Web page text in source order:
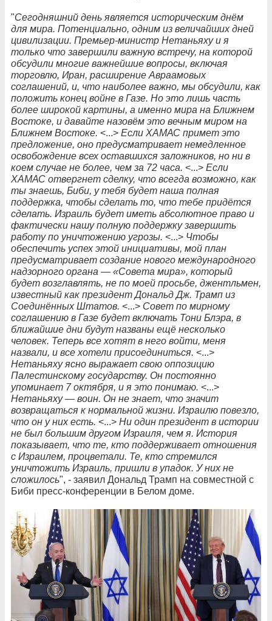
"Сегодняшний день является историческим днём
для мира. Потенциально, одним из величайших дней
цивилизации. Премьер-министр Нетаньяху и я
только что завершили важную встречу, на которой
обсудили многие важнейшие вопросы, включая
торговлю, Иран, расширение Авраамовых
соглашений, и, что наиболее важно, мы обсудили, как
положить конец войне в Газе. Но это лишь часть
более широкой картины, а именно мира на Ближнем
Востоке, и давайте назовём это вечным миром на
Ближнем Востоке. <...> Если ХАМАС примет это
предложение, оно предусматривает немедленное
освобождение всех оставшихся заложников, но ни в
коем случае не более, чем за 72 часа. <...> Если
ХАМАС отвергнет сделку, что всегда возможно, как
ты знаешь, Биби, у тебя будет наша полная
поддержка, чтобы сделать то, что тебе придётся
сделать. Израиль будет иметь абсолютное право и
фактически нашу полную поддержку завершить
работу по уничтожению угрозы. <...> Чтобы
обеспечить успех этой инициативы, мой план
предусматривает создание нового международного
надзорного органа — «Совета мира», который
будет возглавлять, не по моей просьбе, джентльмен,
известный как президент Дональд Дж. Трамп из
Соединённых Штатов. <...> Совет по мирному
соглашению в Газе будет включать Тони Блэра, в
ближайшие дни будут названы ещё несколько
человек. Теперь все хотят в него войти, меня
назвали, и все хотели присоединиться. <...>
Нетаньяху ясно выражает свою оппозицию
Палестинскому государству. Он постоянно
упоминает 7 октября, и я это понимаю. <...>
Нетаньяху — воин. Он не знает, что значит
возвращаться к нормальной жизни. Израилю повезло,
что он у них есть. <...> Ни один президент в истории
не был большим другом Израиля, чем я. История
показывает, что те, кто поддерживает отношения
с Израилем, процветали. Те, кто стремился
уничтожить Израиль, пришли в упадок. У них не
сложилось", - заявил Дональд Трамп на совместной с
Биби пресс-конференции в Белом доме.